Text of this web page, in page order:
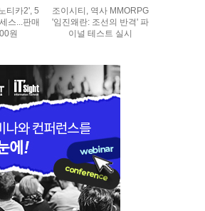
티카2', 5
스...판매
원
조이시티, 역사 MMORPG
'임진왜란: 조선의 반격' 파
이널 테스트 실시